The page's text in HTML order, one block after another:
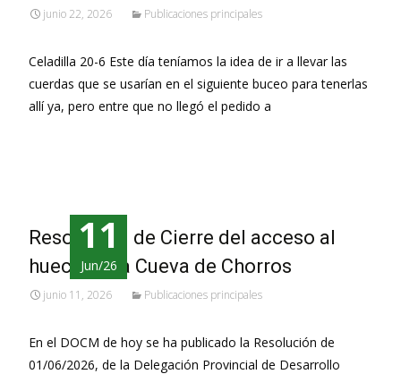
junio 22, 2026 Publicaciones principales
Celadilla 20-6 Este día teníamos la idea de ir a llevar las
cuerdas que se usarían en el siguiente buceo para tenerlas
allí ya, pero entre que no llegó el pedido a
11
Jun/26
Resolución de Cierre del acceso al
hueco de la Cueva de Chorros
junio 11, 2026 Publicaciones principales
En el DOCM de hoy se ha publicado la Resolución de
01/06/2026, de la Delegación Provincial de Desarrollo